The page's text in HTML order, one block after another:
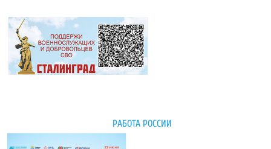
РАБОТА РОССИИ